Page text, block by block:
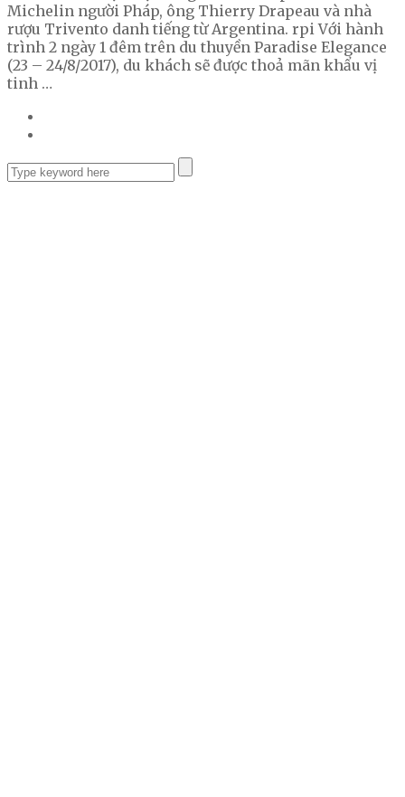
Michelin người Pháp, ông Thierry Drapeau và nhà
rượu Trivento danh tiếng từ Argentina. rpi Với hành
trình 2 ngày 1 đêm trên du thuyền Paradise Elegance
(23 – 24/8/2017), du khách sẽ được thoả mãn khẩu vị
tinh …